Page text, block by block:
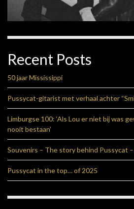
Recent Posts
50 jaar Mississippi
Pussycat-gitarist met verhaal achter
Limburgse 100: ‘Als Lou er niet bij was
nooit bestaan’
Souvenirs – The story behind Pussycat
Pussycat in the top… of 2025